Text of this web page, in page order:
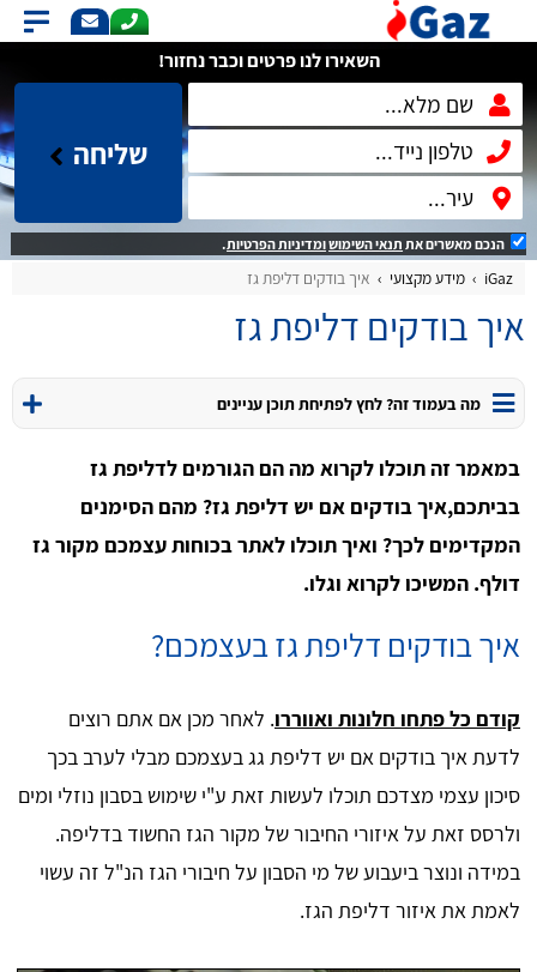
השאירו לנו פרטים וכבר נחזור!
שליחה
הנכם מאשרים את תנאי השימושומדיניות הפרטיות.
iGaz מידע מקצועי איך בודקים דליפת גז
איך בודקים דליפת גז
מה בעמוד זה? לחץ לפתיחת תוכן עניינים
במאמר זה תוכלו לקרוא מה הם הגורמים לדליפת גז
בביתכם,איך בודקים אם יש דליפת גז? מהם הסימנים
המקדימים לכך? ואיך תוכלו לאתר בכוחות עצמכם מקור גז
דולף. המשיכו לקרוא וגלו.
איך בודקים דליפת גז בעצמכם?
קודם כל פתחו חלונות ואווררו. לאחר מכן אם אתם רוצים
לדעת איך בודקים אם יש דליפת גג בעצמכם מבלי לערב בכך
סיכון עצמי מצדכם תוכלו לעשות זאת ע"י שימוש בסבון נוזלי ומים
ולרסס זאת על איזורי החיבור של מקור הגז החשוד בדליפה.
במידה ונוצר ביעבוע של מי הסבון על חיבורי הגז הנ"ל זה עשוי
לאמת את איזור דליפת הגז.